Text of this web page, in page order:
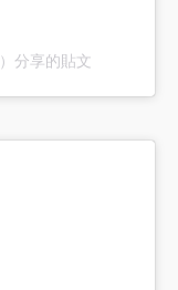
分享的貼文